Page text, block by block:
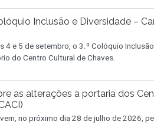
Inclusão e Diversidade –
4 e 5 de setembro, o 3.º Colóquio
do Centro Cultural de Chaves.
as alterações à portaria dos
no próximo dia 28 de julho de 2026,